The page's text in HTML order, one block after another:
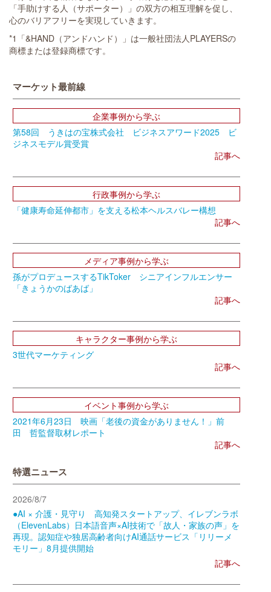
「手助けする人（サポーター）」の双方の相互理解を促し、
心のバリアフリーを実現していきます。
*1「&HAND（アンドハンド）」は一般社団法人PLAYERSの
商標または登録商標です。
マーケット最前線
企業事例から学ぶ
第58回 うきはの宝株式会社 ビジネスアワード2025 ビ
ジネスモデル賞受賞
記事へ
行政事例から学ぶ
「健康寿命延伸都市」を支える松本ヘルスバレー構想
記事へ
メディア事例から学ぶ
孫がプロデュースするTikToker シニアインフルエンサー
「きょうかのばあば」
記事へ
キャラクター事例から学ぶ
3世代マーケティング
記事へ
イベント事例から学ぶ
2021年6月23日 映画「老後の資金がありません！」前
田 哲監督取材レポート
記事へ
特選ニュース
2026/8/7
●AI × 介護・見守り 高知発スタートアップ、イレブンラボ
（ElevenLabs）日本語音声×AI技術で「故人・家族の声」を
再現。認知症や独居高齢者向けAI通話サービス「リリーメ
モリー」8月提供開始
記事へ